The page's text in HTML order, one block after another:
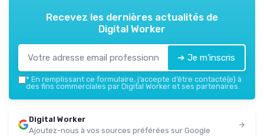
Recevez les dernières actualités de
Digital Worker
➔ Je m'inscris
* En remplissant ce formulaire, j’accepte d’être contacté(e) à
des fins commerciales par Digital Worker et ses partenaires.
Digital Worker
Ajoutez-nous à vos sources préférées sur Google